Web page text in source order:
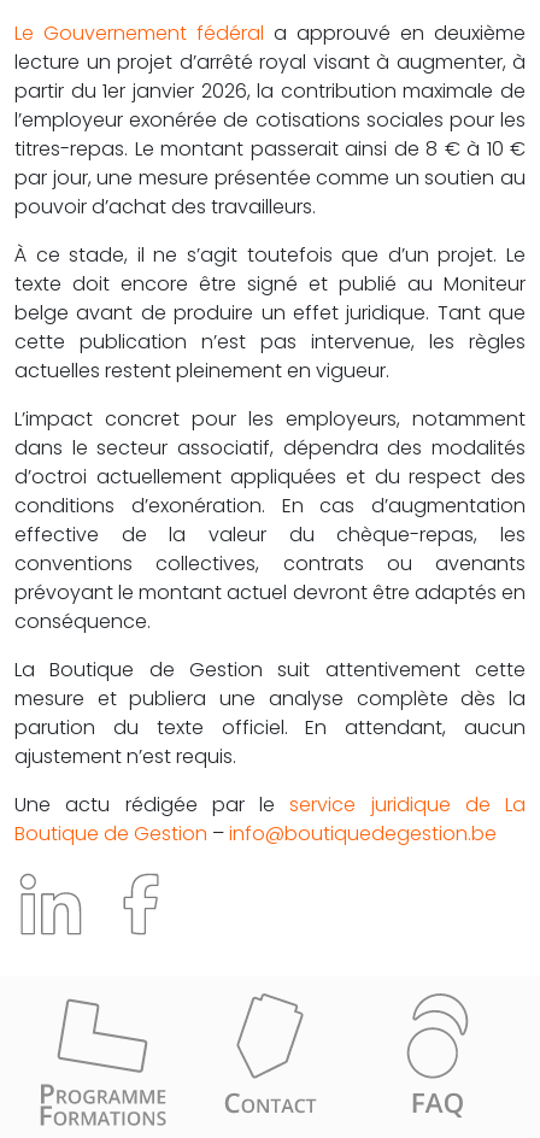
Le Gouvernement fédéral a approuvé en deuxième
lecture un projet d’arrêté royal visant à augmenter, à
partir du 1er janvier 2026, la contribution maximale de
l’employeur exonérée de cotisations sociales pour les
titres-repas. Le montant passerait ainsi de 8 € à 10 €
par jour, une mesure présentée comme un soutien au
pouvoir d’achat des travailleurs.
À ce stade, il ne s’agit toutefois que d’un projet. Le
texte doit encore être signé et publié au Moniteur
belge avant de produire un effet juridique. Tant que
cette publication n’est pas intervenue, les règles
actuelles restent pleinement en vigueur.
L’impact concret pour les employeurs, notamment
dans le secteur associatif, dépendra des modalités
d’octroi actuellement appliquées et du respect des
conditions d’exonération. En cas d’augmentation
effective de la valeur du chèque-repas, les
conventions collectives, contrats ou avenants
prévoyant le montant actuel devront être adaptés en
conséquence.
La Boutique de Gestion suit attentivement cette
mesure et publiera une analyse complète dès la
parution du texte officiel. En attendant, aucun
ajustement n’est requis.
Une actu rédigée par leservice juridique de La
Boutique de Gestion –info@boutiquedegestion.be